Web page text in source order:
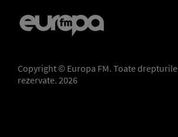
Copyright © Europa FM. Toate drepturile
rezervate. 2026